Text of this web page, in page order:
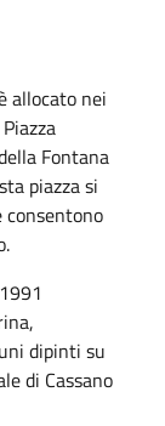
allocato nei
Fontana
piazza si
dipinti su
di Cassano